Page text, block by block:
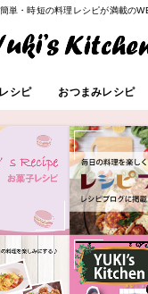
単・時短の料理レシピが満載の
シピ おつまみレシピ